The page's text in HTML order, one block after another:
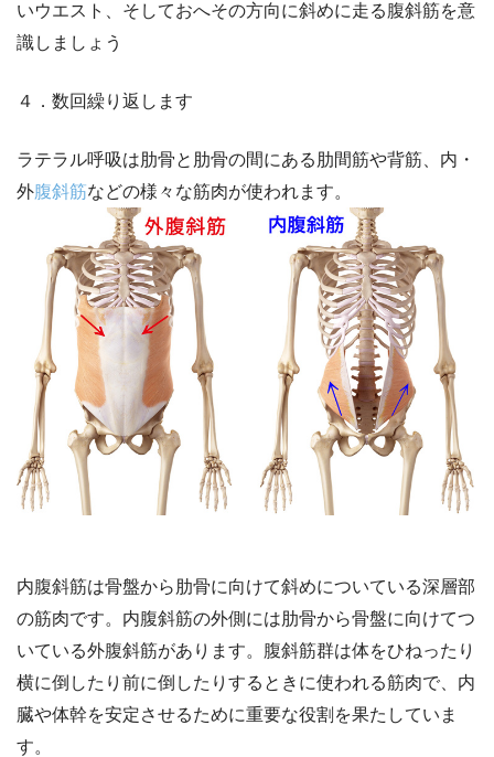
いウエスト、そしておへその方向に斜めに走る腹斜筋を意
識しましょう
４．数回繰り返します
ラテラル呼吸は肋骨と肋骨の間にある肋間筋や背筋、内・
外腹斜筋などの様々な筋肉が使われます。
内腹斜筋は骨盤から肋骨に向けて斜めについている深層部
の筋肉です。内腹斜筋の外側には肋骨から骨盤に向けてつ
いている外腹斜筋があります。腹斜筋群は体をひねったり
横に倒したり前に倒したりするときに使われる筋肉で、内
臓や体幹を安定させるために重要な役割を果たしていま
す。